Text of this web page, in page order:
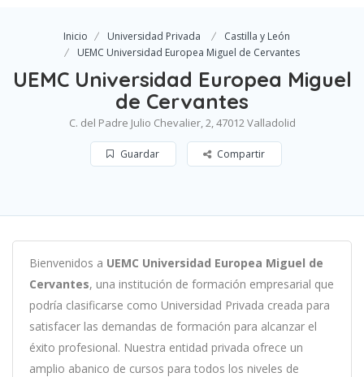
Inicio Universidad Privada
Castilla y León
UEMC Universidad Europea Miguel de Cervantes
UEMC Universidad Europea Miguel
de Cervantes
C. del Padre Julio Chevalier, 2, 47012 Valladolid
Guardar Compartir
Bienvenidos a UEMC Universidad Europea Miguel de
Cervantes, una institución de formación empresarial que
podría clasificarse como Universidad Privada creada para
satisfacer las demandas de formación para alcanzar el
éxito profesional. Nuestra entidad privada ofrece un
amplio abanico de cursos para todos los niveles de